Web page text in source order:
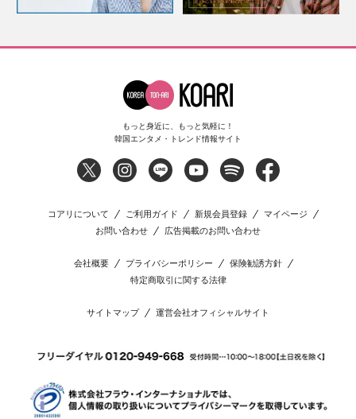
もっと身近に、もっと気軽に！
韓国エンタメ・トレンド情報サイト
コアリについて ご利用ガイド 新規会員登録
マイページ
お問い合わせ
広告掲載のお問い合わせ
会社概要 プライバシーポリシー
保険勧誘方針
特定商取引に関する法律
サイトマップ 運営会社オフィシャルサイト